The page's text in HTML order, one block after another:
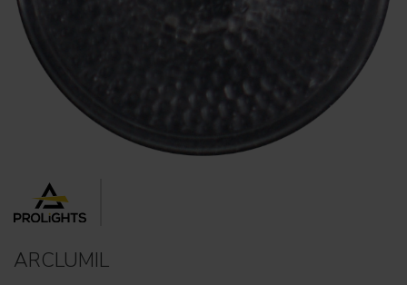
ARCLUMIL